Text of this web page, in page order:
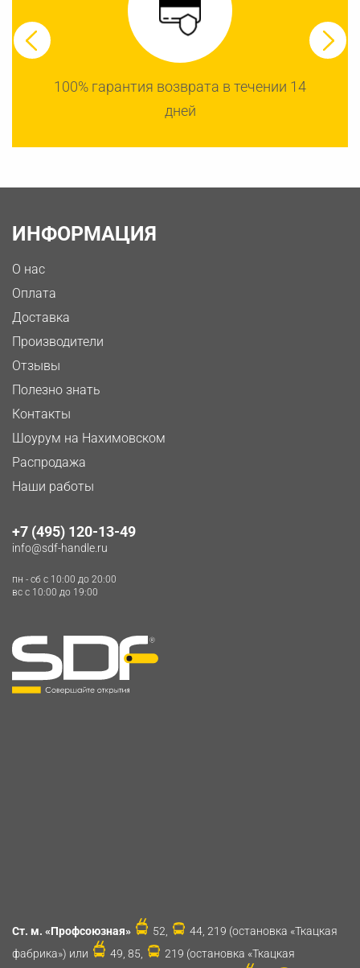
100% гарантия возврата в течении 14
дней
ИНФОРМАЦИЯ
О нас
Оплата
Доставка
Производители
Отзывы
Полезно знать
Контакты
Шоурум на Нахимовском
Распродажа
Наши работы
+7 (495) 120-13-49
info@sdf-handle.ru
пн - сб c 10:00 до 20:00
вс c 10:00 до 19:00
Ст. м. «Профсоюзная» 52,
44, 219 (остановка «Ткацкая
фабрика») или
49, 85, 219 (остановка «Ткацкая